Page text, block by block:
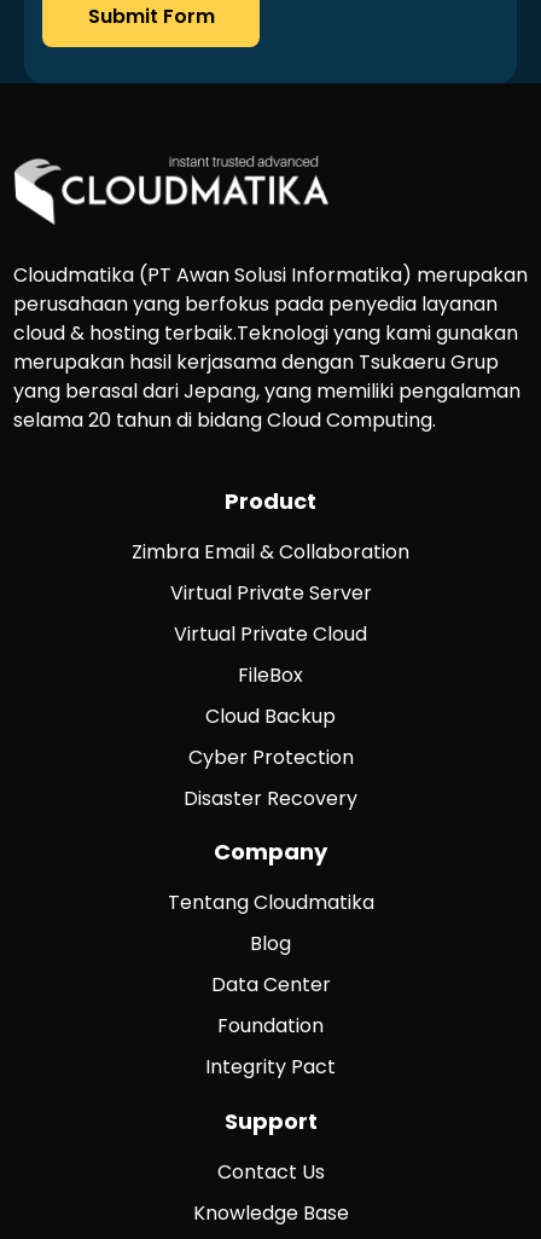
Submit Form
Cloudmatika (PT Awan Solusi Informatika) merupakan
perusahaan yang berfokus pada penyedia layanan
cloud & hosting terbaik.Teknologi yang kami gunakan
merupakan hasil kerjasama dengan Tsukaeru Grup
yang berasal dari Jepang, yang memiliki pengalaman
selama 20 tahun di bidang Cloud Computing.
Product
Zimbra Email & Collaboration
Virtual Private Server
Virtual Private Cloud
FileBox
Cloud Backup
Cyber Protection
Disaster Recovery
Company
Tentang Cloudmatika
Blog
Data Center
Foundation
Integrity Pact
Support
Contact Us
Knowledge Base